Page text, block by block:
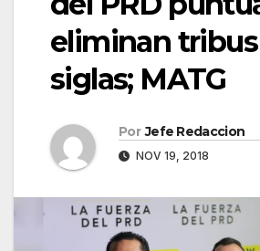
eliminan
siglas; MATG
Por Jefe Redaccion
NOV 19, 2018